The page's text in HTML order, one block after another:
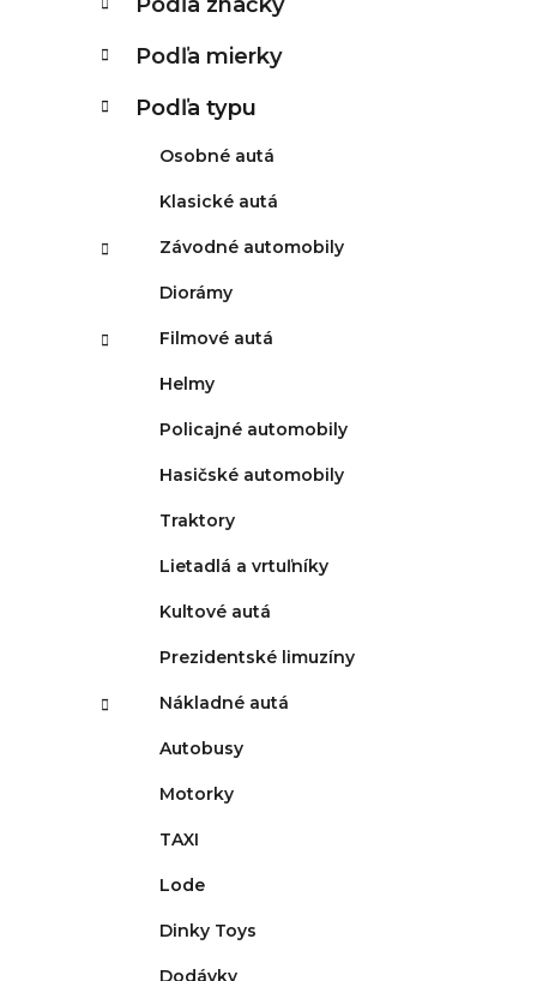
kategórie
a
t
e
g
ó
Podľa mierky
Podľa typu
Osobné autá
Klasické autá
Závodné automobily
Diorámy
Filmové autá
Helmy
Policajné automobily
Hasičské automobily
Traktory
Lietadlá a vrtuľníky
Kultové autá
Prezidentské limuzíny
Nákladné autá
Autobusy
Motorky
TAXI
Lode
Dinky Toys
Dodávky